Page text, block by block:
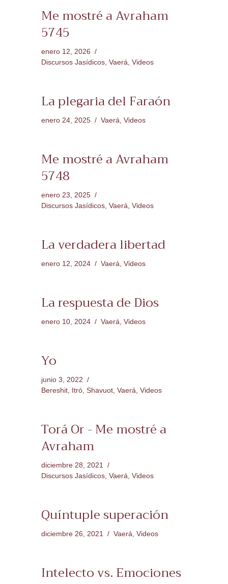
Me mostré a Avraham
5745
enero 12, 2026
Discursos Jasídicos, Vaerá, Videos
La plegaria del Faraón
enero 24, 2025 Vaerá, Videos
Me mostré a Avraham
5748
enero 23, 2025
Discursos Jasídicos, Vaerá, Videos
La verdadera libertad
enero 12, 2024 Vaerá, Videos
La respuesta de Dios
enero 10, 2024 Vaerá, Videos
Yo
junio 3, 2022
Bereshit, Itró, Shavuot, Vaerá, Videos
Torá Or - Me mostré a
Avraham
diciembre 28, 2021
Discursos Jasídicos, Vaerá, Videos
Quíntuple superación
diciembre 26, 2021 Vaerá, Videos
Intelecto vs. Emociones